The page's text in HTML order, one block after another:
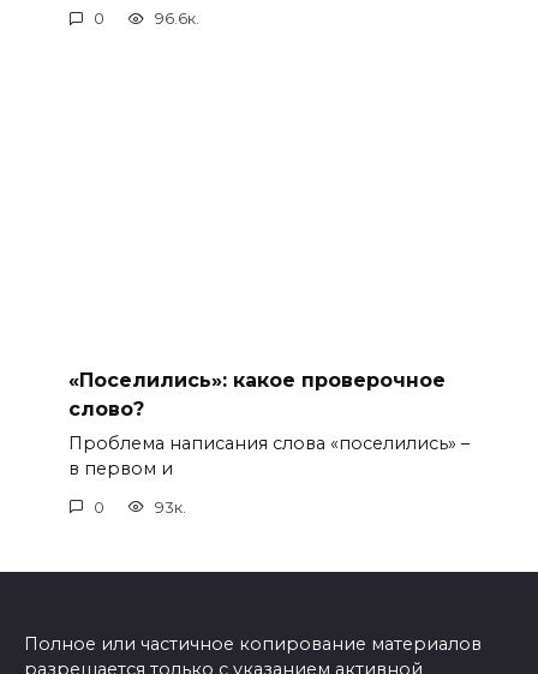
0 96.6к.
«Поселились»: какое проверочное
слово?
Проблема написания слова «поселились» –
в первом и
0 93к.
Полное или частичное копирование материалов
разрешается только с указанием активной